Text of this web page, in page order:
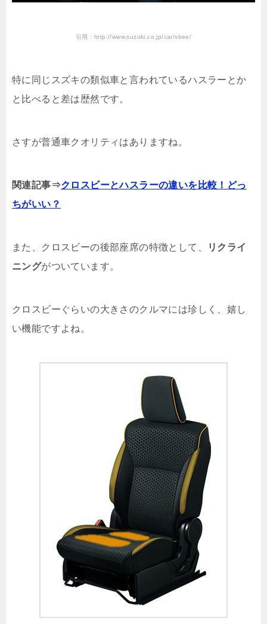
引用：http://www.suzuki.co.jp/car/xbee/
特に同じスズキの類似車と言われているハスラーとか
と比べると差は歴然です。
さすが普通車クオリティはありますね。
関連記事⇒クロスビーとハスラーの違いを比較！どっ
ちがいい？
また、クロスビーの後部座席の特徴として、
リクライ
ニングがついています。
クロスビーぐらいの大きさのクルマには珍しく、嬉し
い機能ですよね。